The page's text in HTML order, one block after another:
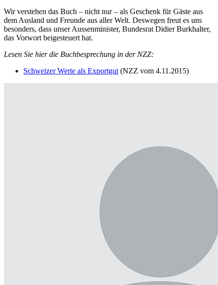
Wir verstehen das Buch – nicht nur – als Geschenk für Gäste aus
dem Ausland und Freunde aus aller Welt. Deswegen freut es uns
besonders, dass unser Aussenminister, Bundesrat Didier Burkhalter,
das Vorwort beigesteuert hat.
Lesen Sie hier die Buchbesprechung in der NZZ:
Schweizer Werte als Exportgut (NZZ vom 4.11.2015)